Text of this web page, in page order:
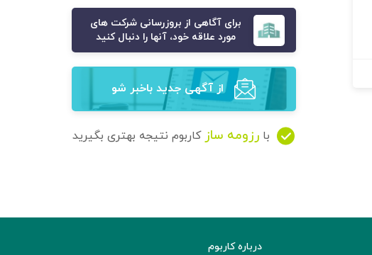
برای آگاهی از بروزرسانی شرکت های
مورد علاقه خود، آنها را دنبال کنید
از آگهی‌ جدید باخبر شو
با رزومه ساز کاربوم نتیجه بهتری بگیرید
درباره کاربوم